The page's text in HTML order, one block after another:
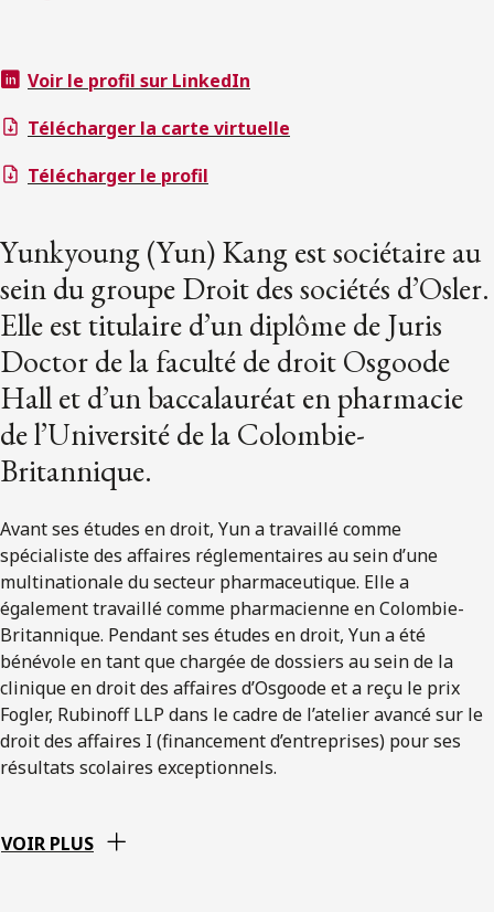
Voir le profil sur LinkedIn
Télécharger la carte virtuelle
Télécharger le profil
Yunkyoung (Yun) Kang est sociétaire au
sein du groupe Droit des sociétés d’Osler.
Elle est titulaire d’un diplôme de Juris
Doctor de la faculté de droit Osgoode
Hall et d’un baccalauréat en pharmacie
de l’Université de la Colombie-
Britannique.
Avant ses études en droit, Yun a travaillé comme
spécialiste des affaires réglementaires au sein d’une
multinationale du secteur pharmaceutique. Elle a
également travaillé comme pharmacienne en Colombie-
Britannique. Pendant ses études en droit, Yun a été
bénévole en tant que chargée de dossiers au sein de la
clinique en droit des affaires d’Osgoode et a reçu le prix
Fogler, Rubinoff LLP dans le cadre de l’atelier avancé sur le
droit des affaires I (financement d’entreprises) pour ses
résultats scolaires exceptionnels.
VOIR PLUS